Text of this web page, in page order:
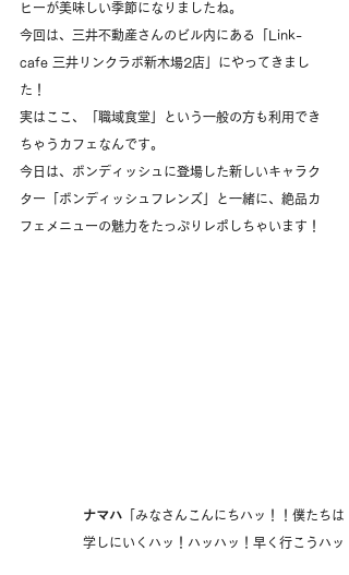
ヒーが美味しい季節になりましたね。
今回は、三井不動産さんのビル内にある「Link-
cafe 三井リンクラボ新木場2店」にやってきまし
た！
実はここ、「職域食堂」という一般の方も利用でき
ちゃうカフェなんです。
今日は、ボンディッシュに登場した新しいキャラク
ター「ボンディッシュフレンズ」と一緒に、絶品カ
フェメニューの魅力をたっぷりレポしちゃいます！
ナマハ 「みなさんこんにちハッ！！僕たち
学しにいくハッ！ハッハッ！早く行こうハッ